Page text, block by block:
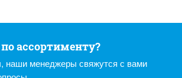
ассортименту?
наши менеджеры свяжутся с вами